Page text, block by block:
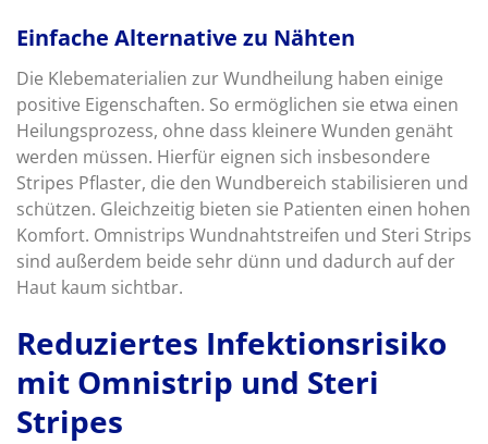
Einfache Alternative zu Nähten
Die Klebematerialien zur Wundheilung haben einige
positive Eigenschaften. So ermöglichen sie etwa einen
Heilungsprozess, ohne dass kleinere Wunden genäht
werden müssen. Hierfür eignen sich insbesondere
Stripes Pflaster, die den Wundbereich stabilisieren und
schützen. Gleichzeitig bieten sie Patienten einen hohen
Komfort. Omnistrips Wundnahtstreifen und Steri Strips
sind außerdem beide sehr dünn und dadurch auf der
Haut kaum sichtbar.
Reduziertes Infektionsrisiko
mit Omnistrip und Steri
Stripes